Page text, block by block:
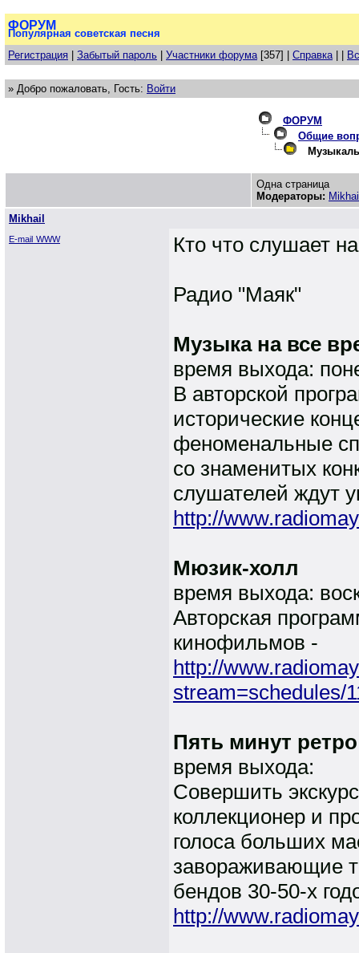
ФОРУМ
Популярная советская песня
Регистрация
Забытый пароль Участники форума[357] | Справка| |
» Добро пожаловать, Гость: Войти
ФОРУМ
Общие
Одна страница
Модераторы:
Mikhail
E-mail WWW Кто что слушает
Радио "Маяк"
Музыка на все
время выхода:
В авторской
исторические
феноменальные
со знаменитых
слушателей ждут
http://
Мюзик-холл
время выхода:
Авторская
кинофильмов -
http://
stream=schedules/
Пять минут
время выхода:
Совершить
коллекционер и
голоса больших
завораживающие
бендов 30-50-х
http://